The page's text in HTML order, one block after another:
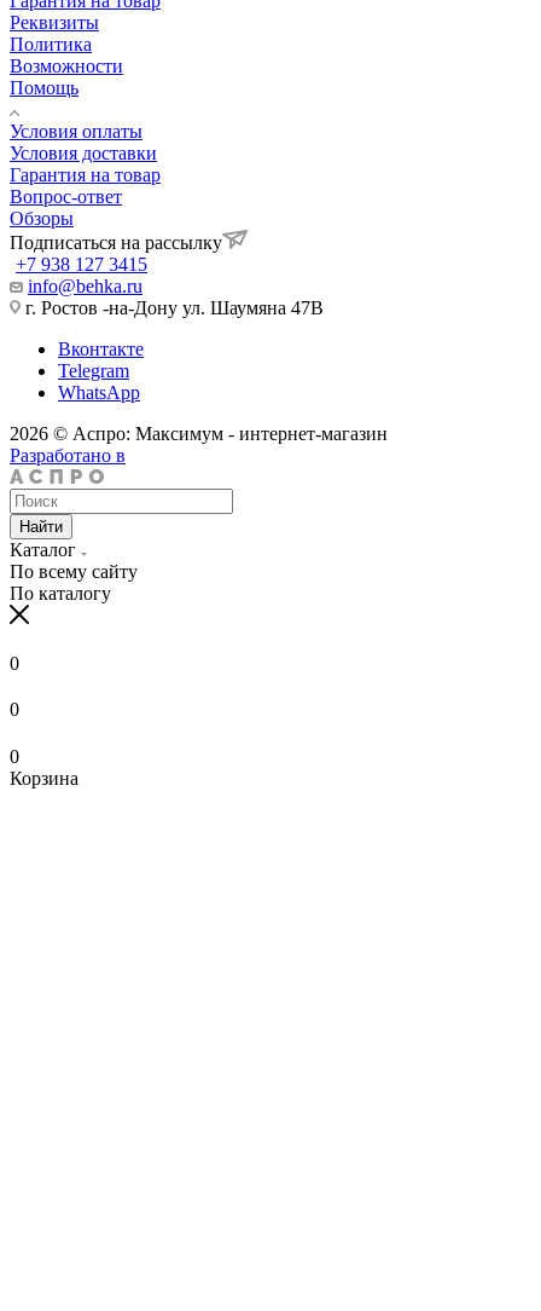
Реквизиты
Политика
Возможности
Помощь
Условия оплаты
Условия доставки
Гарантия на товар
Вопрос-ответ
Обзоры
Подписаться на рассылку
+7 938 127 3415
info@behka.ru
г. Ростов -на-Дону ул. Шаумяна 47В
Вконтакте
Telegram
WhatsApp
2026 © Аспро: Максимум - интернет-магазин
Разработано в
Найти
Каталог
По всему сайту
По каталогу
0
0
0
Корзина